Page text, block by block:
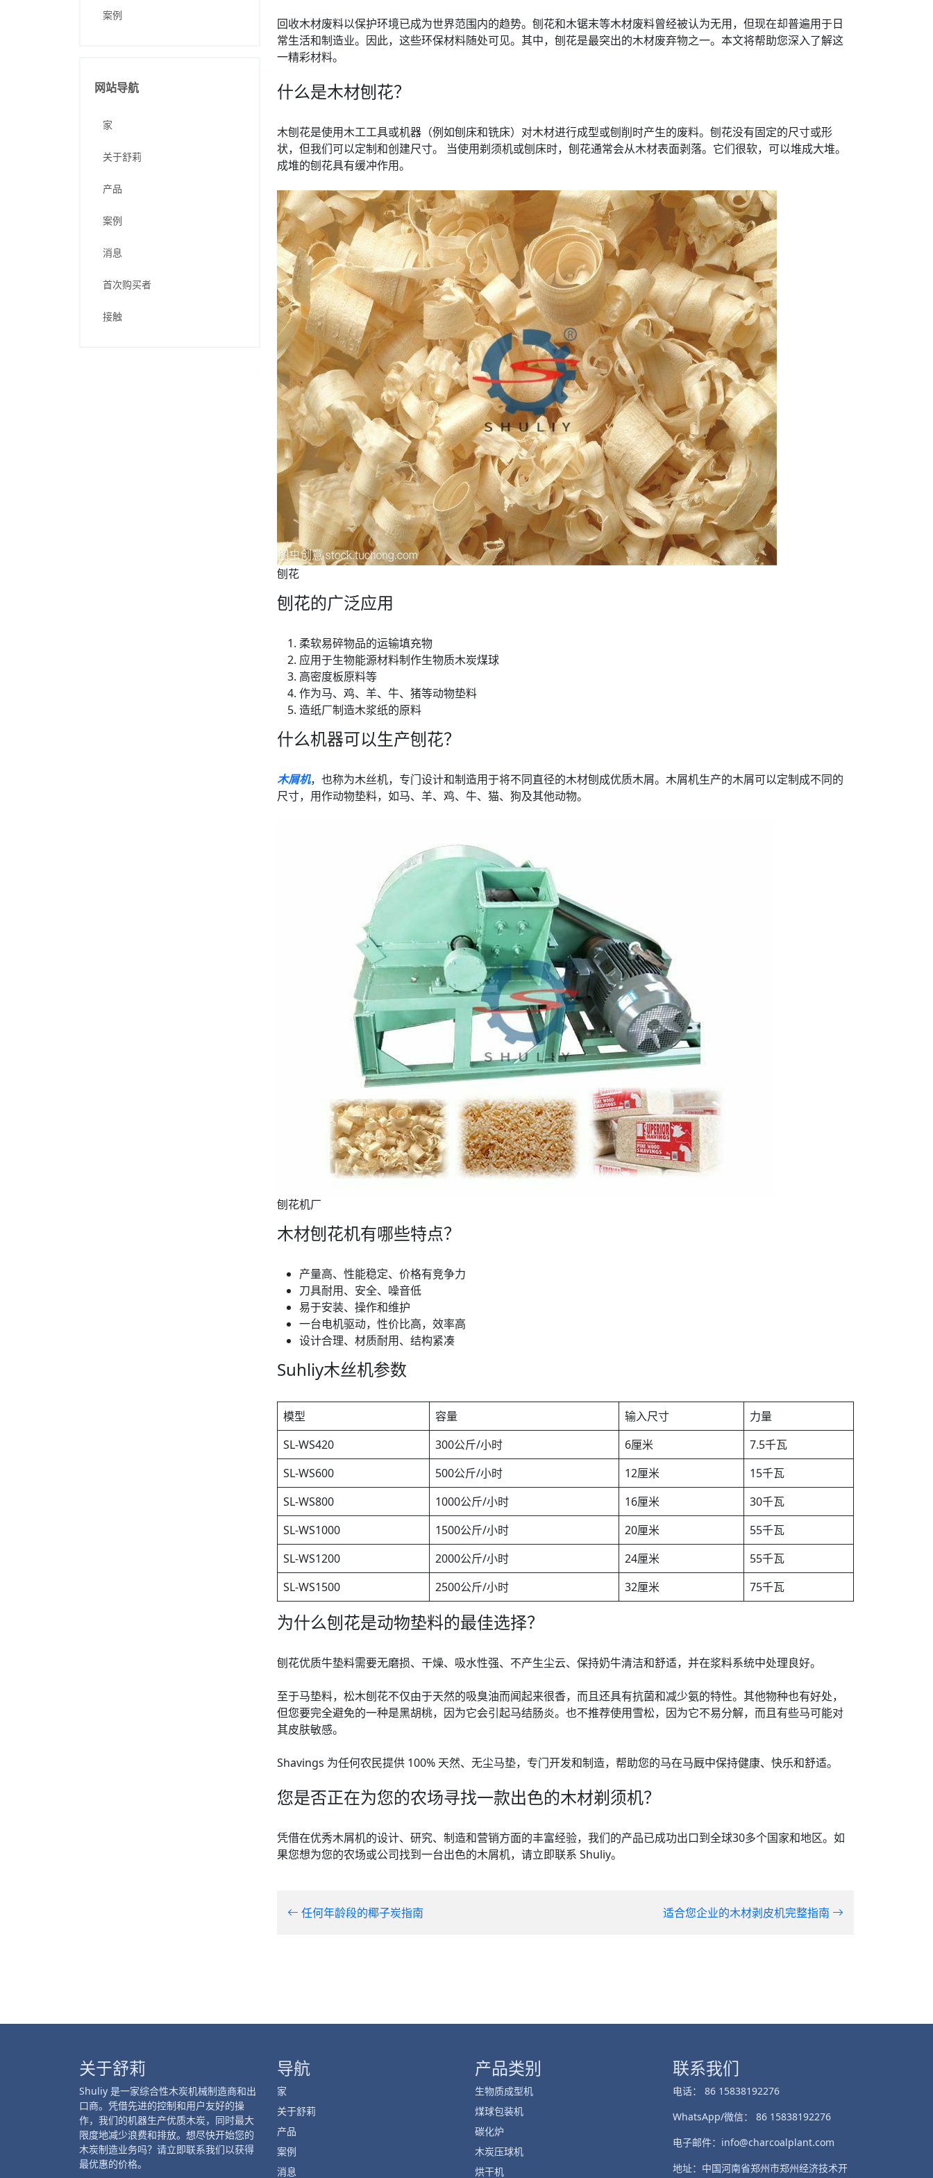
案例
网站导航
家
关于舒莉
产品
案例
消息
首次购买者
接触
回收木材废料以保护环境已成为世界范围内的趋势。刨花和木锯末等木材废料曾经被认为无用，但现在却普遍用于日
常生活和制造业。因此，这些环保材料随处可见。其中，刨花是最突出的木材废弃物之一。本文将帮助您深入了解这
一精彩材料。
什么是木材刨花？
木刨花是使用木工工具或机器（例如刨床和铣床）对木材进行成型或刨削时产生的废料。刨花没有固定的尺寸或形
状，但我们可以定制和创建尺寸。 当使用剃须机或刨床时，刨花通常会从木材表面剥落。它们很软，可以堆成大堆。
成堆的刨花具有缓冲作用。
刨花
刨花的广泛应用
柔软易碎物品的运输填充物
应用于生物能源材料制作生物质木炭煤球
高密度板原料等
作为马、鸡、羊、牛、猪等动物垫料
造纸厂制造木浆纸的原料
什么机器可以生产刨花？
木屑机，也称为木丝机，专门设计和制造用于将不同直径的木材刨成优质木屑。木屑机生产的木屑可以定制成不同的
尺寸，用作动物垫料，如马、羊、鸡、牛、猫、狗及其他动物。
刨花机厂
木材刨花机有哪些特点？
产量高、性能稳定、价格有竞争力
刀具耐用、安全、噪音低
易于安装、操作和维护
一台电机驱动，性价比高，效率高
设计合理、材质耐用、结构紧凑
Suhliy木丝机参数
模型 容量 输入尺寸
力量
SL-WS420
300公斤/小时 6厘米
7.5千瓦
SL-WS600
500公斤/小时 12厘米
15千瓦
SL-WS800
1000公斤/小时 16厘米
30千瓦
SL-WS1000
1500公斤/小时 20厘米
55千瓦
SL-WS1200
2000公斤/小时 24厘米
55千瓦
SL-WS1500
2500公斤/小时 32厘米 75千瓦
为什么刨花是动物垫料的最佳选择？
刨花优质牛垫料需要无磨损、干燥、吸水性强、不产生尘云、保持奶牛清洁和舒适，并在浆料系统中处理良好。
至于马垫料，松木刨花不仅由于天然的吸臭油而闻起来很香，而且还具有抗菌和减少氨的特性。其他物种也有好处，
但您要完全避免的一种是黑胡桃，因为它会引起马结肠炎。也不推荐使用雪松，因为它不易分解，而且有些马可能对
其皮肤敏感。
Shavings 为任何农民提供 100% 天然、无尘马垫，专门开发和制造，帮助您的马在马厩中保持健康、快乐和舒适。
您是否正在为您的农场寻找一款出色的木材剃须机？
凭借在优秀木屑机的设计、研究、制造和营销方面的丰富经验，我们的产品已成功出口到全球30多个国家和地区。如
果您想为您的农场或公司找到一台出色的木屑机，请立即联系 Shuliy。
任何年龄段的椰子炭指南 适合您企业的木材剥皮机完整指南
关于舒莉
Shuliy 是一家综合性木炭机械制造商和出
口商。凭借先进的控制和用户友好的操
作，我们的机器生产优质木炭，同时最大
限度地减少浪费和排放。想尽快开始您的
木炭制造业务吗？请立即联系我们以获得
最优惠的价格。
导航
家
关于舒莉
产品
案例
消息
产品类别
生物质成型机
煤球包装机
碳化炉
木炭压球机
烘干机
联系我们
电话： 86 15838192276
WhatsApp/微信： 86 15838192276
电子邮件：info@charcoalplant.com
地址：中国河南省郑州市郑州经济技术开